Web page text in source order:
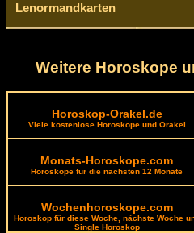
Lenormandkarten
Weitere Horoskope
Horoskop-Orakel.de
Viele kostenlose Horoskope und Orakel
Monats-Horoskope.com
Horoskope für die nächsten 12 Monate
Wochenhoroskope.com
Horoskop für diese Woche, nächste Woche
Single Horoskop